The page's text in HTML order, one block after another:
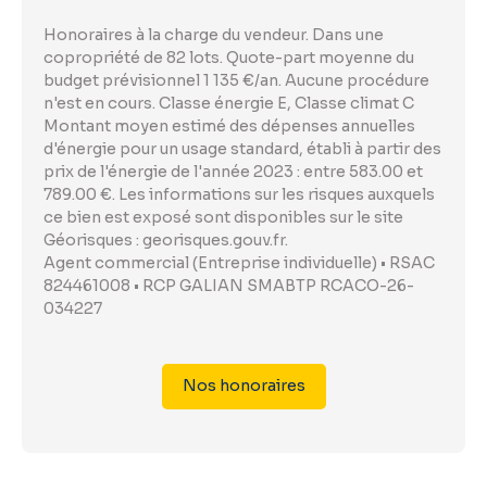
Honoraires à la charge du vendeur. Dans une
copropriété de 82 lots. Quote-part moyenne du
budget prévisionnel 1 135 €/an. Aucune procédure
n'est en cours. Classe énergie E, Classe climat C
Montant moyen estimé des dépenses annuelles
d'énergie pour un usage standard, établi à partir des
prix de l'énergie de l'année 2023 : entre 583.00 et
789.00 €. Les informations sur les risques auxquels
ce bien est exposé sont disponibles sur le site
Géorisques : georisques.gouv.fr.
Agent commercial (Entreprise individuelle) • RSAC
824461008 • RCP GALIAN SMABTP RCACO-26-
034227
Nos honoraires